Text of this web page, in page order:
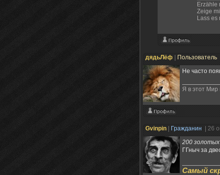
Erzähle
Zeige
Lass es
дядьЛёф Пользователь
Не часто
Я в этот Мир
Gvinpin Гражданин
| 26
200
ГГныч за
Самый